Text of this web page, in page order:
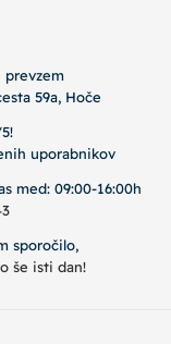
prevzem
59a, Hoče
uporabnikov
med: 09:00-16:00h
sporočilo,
še isti dan!